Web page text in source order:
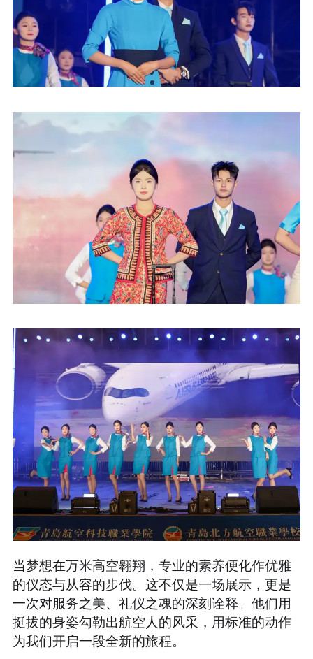
当梦想在万米高空翱翔，专业的素养便化作优雅
的仪态与从容的步伐。这不仅是一场展示，更是
一次对服务之美、礼仪之魂的深刻诠释。他们用
挺拔的身姿勾勒出航空人的风采，用标准的动作
为我们开启一段全新的旅程。